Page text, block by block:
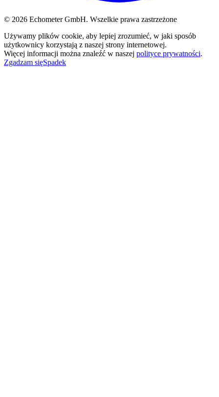
© 2026 Echometer GmbH. Wszelkie prawa zastrzeżone
Używamy plików cookie, aby lepiej zrozumieć, w jaki sposób
użytkownicy korzystają z naszej strony internetowej.
Więcej informacji można znaleźć w naszej polityce prywatności.
Zgadzam sięSpadek